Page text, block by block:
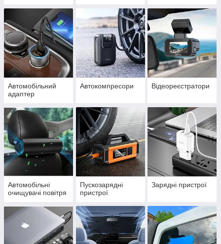
Автомобільний
адаптер
Автокомпресори Відеореєстратори
Автомобільні
очищувачі повітря
Пускозарядні
пристрої
Зарядні пристрої